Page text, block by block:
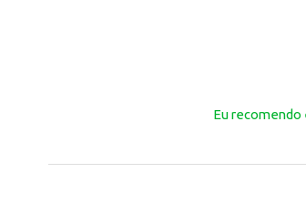
Eu recomendo